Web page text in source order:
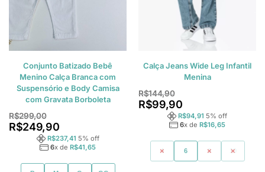
Conjunto Batizado Bebê
Menino Calça Branca com
Suspensório e Body Camisa
com Gravata Borboleta
R$299,00
R$249,90
R$237,41 5% off
6x de R$41,65
Calça Jeans Wide Leg Infantil
Menina
R$144,90
R$99,90
R$94,91 5% off
6x de R$16,65
4 6 8 10